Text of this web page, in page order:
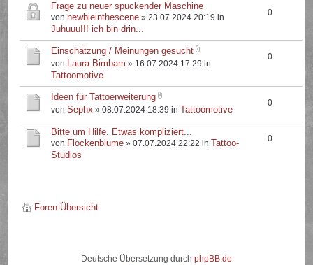
Frage zu neuer spuckender Maschine
vonnewbieinthescene » 23.07.2024 20:19 in
Juhuuu!!! ich bin drin...
0
Einschätzung / Meinungen gesucht
von Laura.Bimbam » 16.07.2024 17:29 in
Tattoomotive
0
Ideen für Tattoerweiterung
vonSephx » 08.07.2024 18:39 in Tattoomotive
0
Bitte um Hilfe. Etwas kompliziert...
von Flockenblume » 07.07.2024 22:22 in Tattoo-
Studios
0
Foren-Übersicht
Deutsche Übersetzung durch phpBB.de